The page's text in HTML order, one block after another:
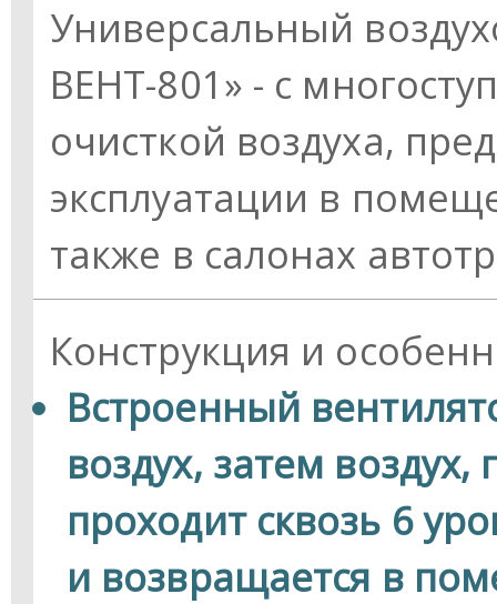
Универсальный
ВЕНТ-801» - с
очисткой воздуха,
эксплуатации в
также в салонах
Конструкция и
Встроенный
воздух, затем воздух,
проходит сквозь 6
и возвращается в